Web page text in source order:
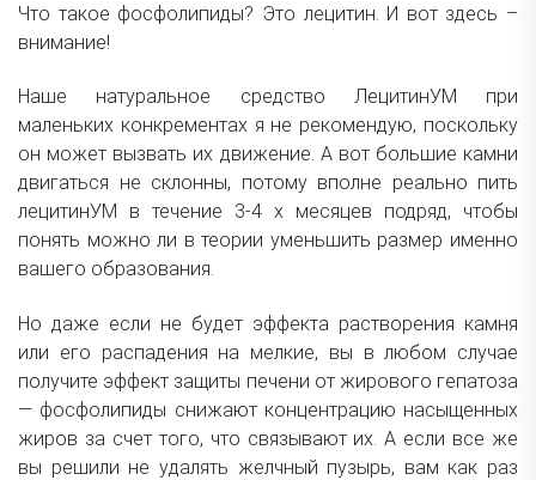
Что такое фосфолипиды? Это лецитин. И вот здесь –
внимание!
Наше натуральное средство ЛецитинУМ при
маленьких конкрементах я не рекомендую, поскольку
он может вызвать их движение. А вот большие камни
двигаться не склонны, потому вполне реально пить
лецитинУМ в течение 3-4 х месяцев подряд, чтобы
понять можно ли в теории уменьшить размер именно
вашего образования.
Но даже если не будет эффекта растворения камня
или его распадения на мелкие, вы в любом случае
получите эффект защиты печени от жирового гепатоза
— фосфолипиды снижают концентрацию насыщенных
жиров за счет того, что связывают их. А если все же
вы решили не удалять желчный пузырь, вам как раз